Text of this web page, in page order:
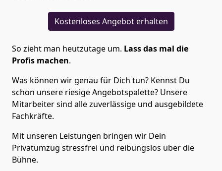
Kostenloses Angebot erhalten
So zieht man heutzutage um. Lass das mal die
Profis machen.
Was können wir genau für Dich tun? Kennst Du
schon unsere riesige Angebotspalette? Unsere
Mitarbeiter sind alle zuverlässige und ausgebildete
Fachkräfte.
Mit unseren Leistungen bringen wir Dein
Privatumzug stressfrei und reibungslos über die
Bühne.